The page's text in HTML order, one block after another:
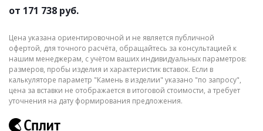
от 171 738 руб.
Цена указана ориентировочной и не является публичной
офертой, для точного расчёта, обращайтесь за консультацией к
нашим менеджерам, с учётом ваших индивидуальных параметров:
размеров, пробы изделия и характеристик вставок. Если в
калькуляторе параметр "Камень в изделии" указано "по запросу",
цена за вставки не отображается в итоговой стоимости, а требует
уточнения на дату формирования предложения.